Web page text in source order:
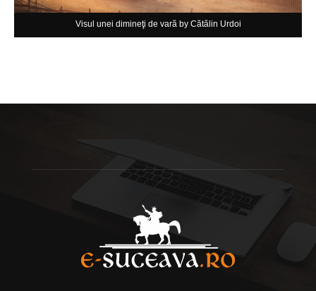
Visul unei dimineţi de vară by Cătălin Urdoi